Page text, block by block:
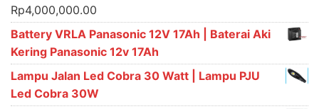
Rp4,000,000.00
Battery VRLA Panasonic 12V 17Ah | Baterai Aki
Kering Panasonic 12v 17Ah
Lampu Jalan Led Cobra 30 Watt | Lampu PJU
Led Cobra 30W